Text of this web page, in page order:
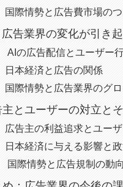
国際情勢と広告費市場のつ
告業界の変化が引き
AIの広告配信とユーザー
日本経済と広告の関係
国際情勢と広告業界のグ
主とユーザーの対立と
広告主の利益追求とユー
日本経済に与える影響と
国際情勢と広告規制の動向